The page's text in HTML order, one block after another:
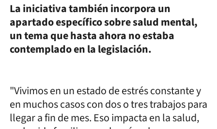
La iniciativa también incorpora un
apartado específico sobre salud mental,
un tema que hasta ahora no estaba
contemplado en la legislación.
"Vivimos en un estado de estrés constante y
en muchos casos con dos o tres trabajos para
llegar a fin de mes. Eso impacta en la salud,